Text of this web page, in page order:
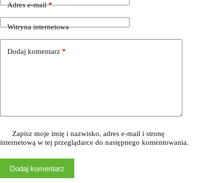
Adres e-mail*
Witryna internetowa
Dodaj komentarz *
Zapisz moje imię i nazwisko, adres e-mail i stronę
internetową w tej przeglądarce do następnego komentowania.
Dodaj komentarz